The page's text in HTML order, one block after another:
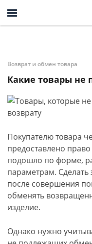
Возврат и обмен товара
Какие товары не
Покупателю товара
предоставлено
подошло по форме,
параметрам.
после совершения
обменять
изделие.
Однако нужно